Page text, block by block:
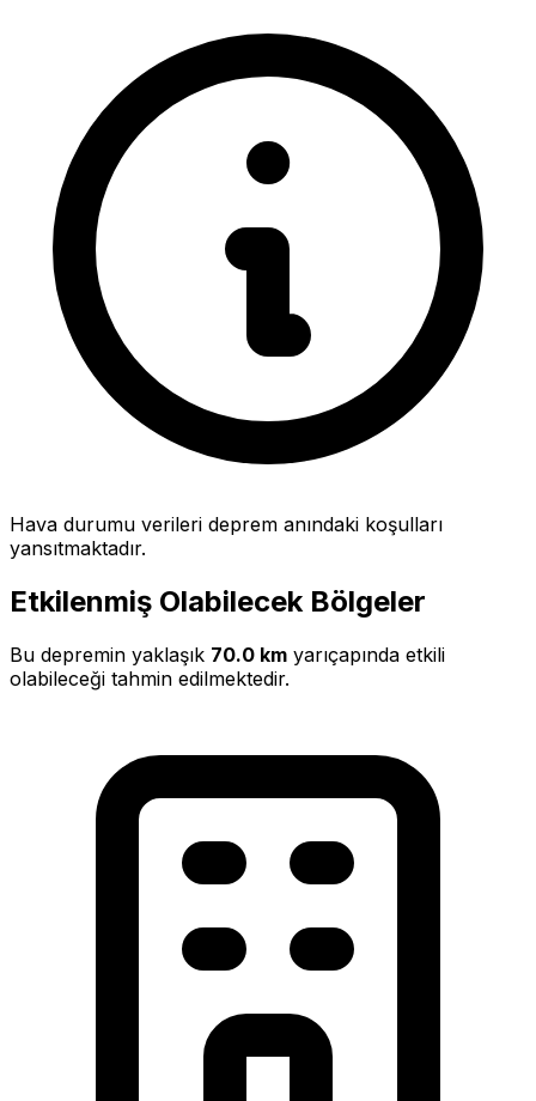
Hava durumu verileri deprem anındaki koşulları
yansıtmaktadır.
Etkilenmiş Olabilecek Bölgeler
Bu depremin yaklaşık 70.0 km yarıçapında etkili
olabileceği tahmin edilmektedir.